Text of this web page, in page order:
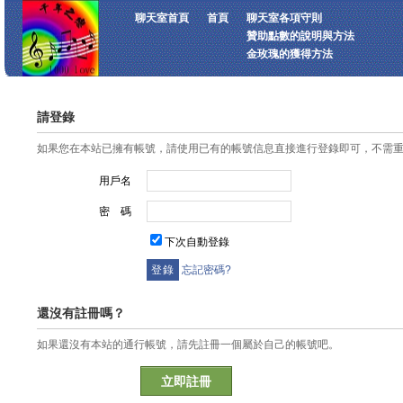
聊天室首頁 首頁
聊天室各項守則
贊助點數的說明與方法
金玫瑰的獲得方法
請登錄
如果您在本站已擁有帳號，請使用已有的帳號信息直接進行登錄即可，不需
用戶名
密 碼
下次自動登錄
忘記密碼?
還沒有註冊嗎？
如果還沒有本站的通行帳號，請先註冊一個屬於自己的帳號吧。
立即註冊